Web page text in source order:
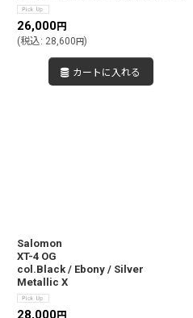
26,000円
(税込: 28,600円)
カートに入れる
Salomon
XT-4 OG
col.Black / Ebony / Silver
Metallic X
28,000円